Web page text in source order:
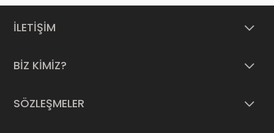
İLETİŞİM
BİZ KİMİZ?
SÖZLEŞMELER